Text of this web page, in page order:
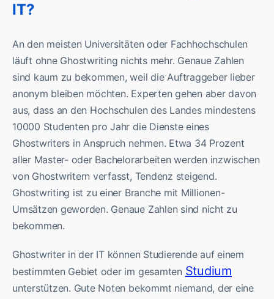
IT?
An den meisten Universitäten oder Fachhochschulen
läuft ohne Ghostwriting nichts mehr. Genaue Zahlen
sind kaum zu bekommen, weil die Auftraggeber lieber
anonym bleiben möchten. Experten gehen aber davon
aus, dass an den Hochschulen des Landes mindestens
10000 Studenten pro Jahr die Dienste eines
Ghostwriters in Anspruch nehmen. Etwa 34 Prozent
aller Master- oder Bachelorarbeiten werden inzwischen
von Ghostwritern verfasst, Tendenz steigend.
Ghostwriting ist zu einer Branche mit Millionen-
Umsätzen geworden. Genaue Zahlen sind nicht zu
bekommen.
Ghostwriter in der IT können Studierende auf einem
bestimmten Gebiet oder im gesamten Studium
unterstützen. Gute Noten bekommt niemand, der eine